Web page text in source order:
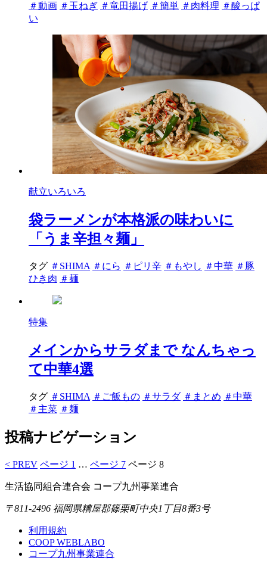
＃動画 ＃玉ねぎ ＃竜田揚げ ＃簡単 ＃肉料理 ＃酸っぱ
い
献立いろいろ
袋ラーメンが本格派の味わいに
「うま辛担々麺」
タグ ＃SHIMA ＃にら ＃ピリ辛 ＃もやし ＃中華 ＃豚
ひき肉 ＃麺
特集
メインからサラダまで なんちゃっ
て中華4選
タグ ＃SHIMA ＃ご飯もの ＃サラダ ＃まとめ ＃中華
＃主菜 ＃麺
投稿ナビゲーション
< PREV ページ 1 … ページ 7 ページ 8
生活協同組合連合会 コープ九州事業連合
〒811-2496 福岡県糟屋郡篠栗町中央1丁目8番3号
利用規約
COOP WEBLABO
コープ九州事業連合